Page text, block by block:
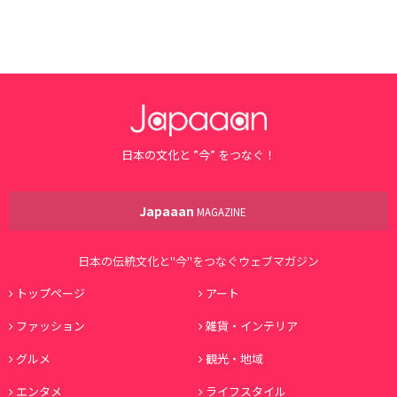
日本の文化と ”今” をつなぐ！
Japaaan MAGAZINE
日本の伝統文化と"今"をつなぐウェブマガジン
トップページ
アート
ファッション
雑貨・インテリア
グルメ
観光・地域
エンタメ
ライフスタイル